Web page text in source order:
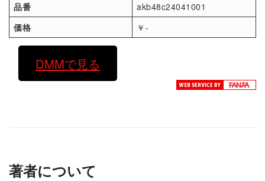
品番
akb48c24041001
価格
￥-
DMMで見る
著者について